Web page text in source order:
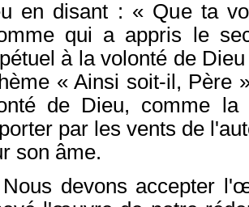
en disant : « Que ta
qui a appris le
à la volonté de
« Ainsi soit-il, Père
de Dieu, comme
par les vents de
son âme.
devons accepter